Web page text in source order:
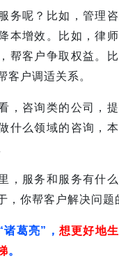
务呢？ 比如，管理
本增效。比如，律
帮客户争取权益。比
客户调适关系。
，咨询类的公司，
什么领域的咨询，
，服务和服务有什
，你帮客户解决问题
葛亮”， 想更好地
。